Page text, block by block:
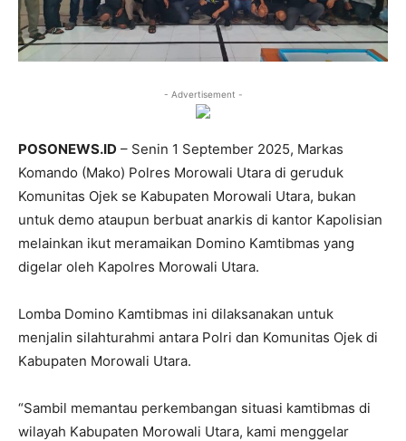
- Advertisement -
POSONEWS.ID – Senin 1 September 2025, Markas
Komando (Mako) Polres Morowali Utara di geruduk
Komunitas Ojek se Kabupaten Morowali Utara, bukan
untuk demo ataupun berbuat anarkis di kantor Kapolisian
melainkan ikut meramaikan Domino Kamtibmas yang
digelar oleh Kapolres Morowali Utara.
Lomba Domino Kamtibmas ini dilaksanakan untuk
menjalin silahturahmi antara Polri dan Komunitas Ojek di
Kabupaten Morowali Utara.
“Sambil memantau perkembangan situasi kamtibmas di
wilayah Kabupaten Morowali Utara, kami menggelar